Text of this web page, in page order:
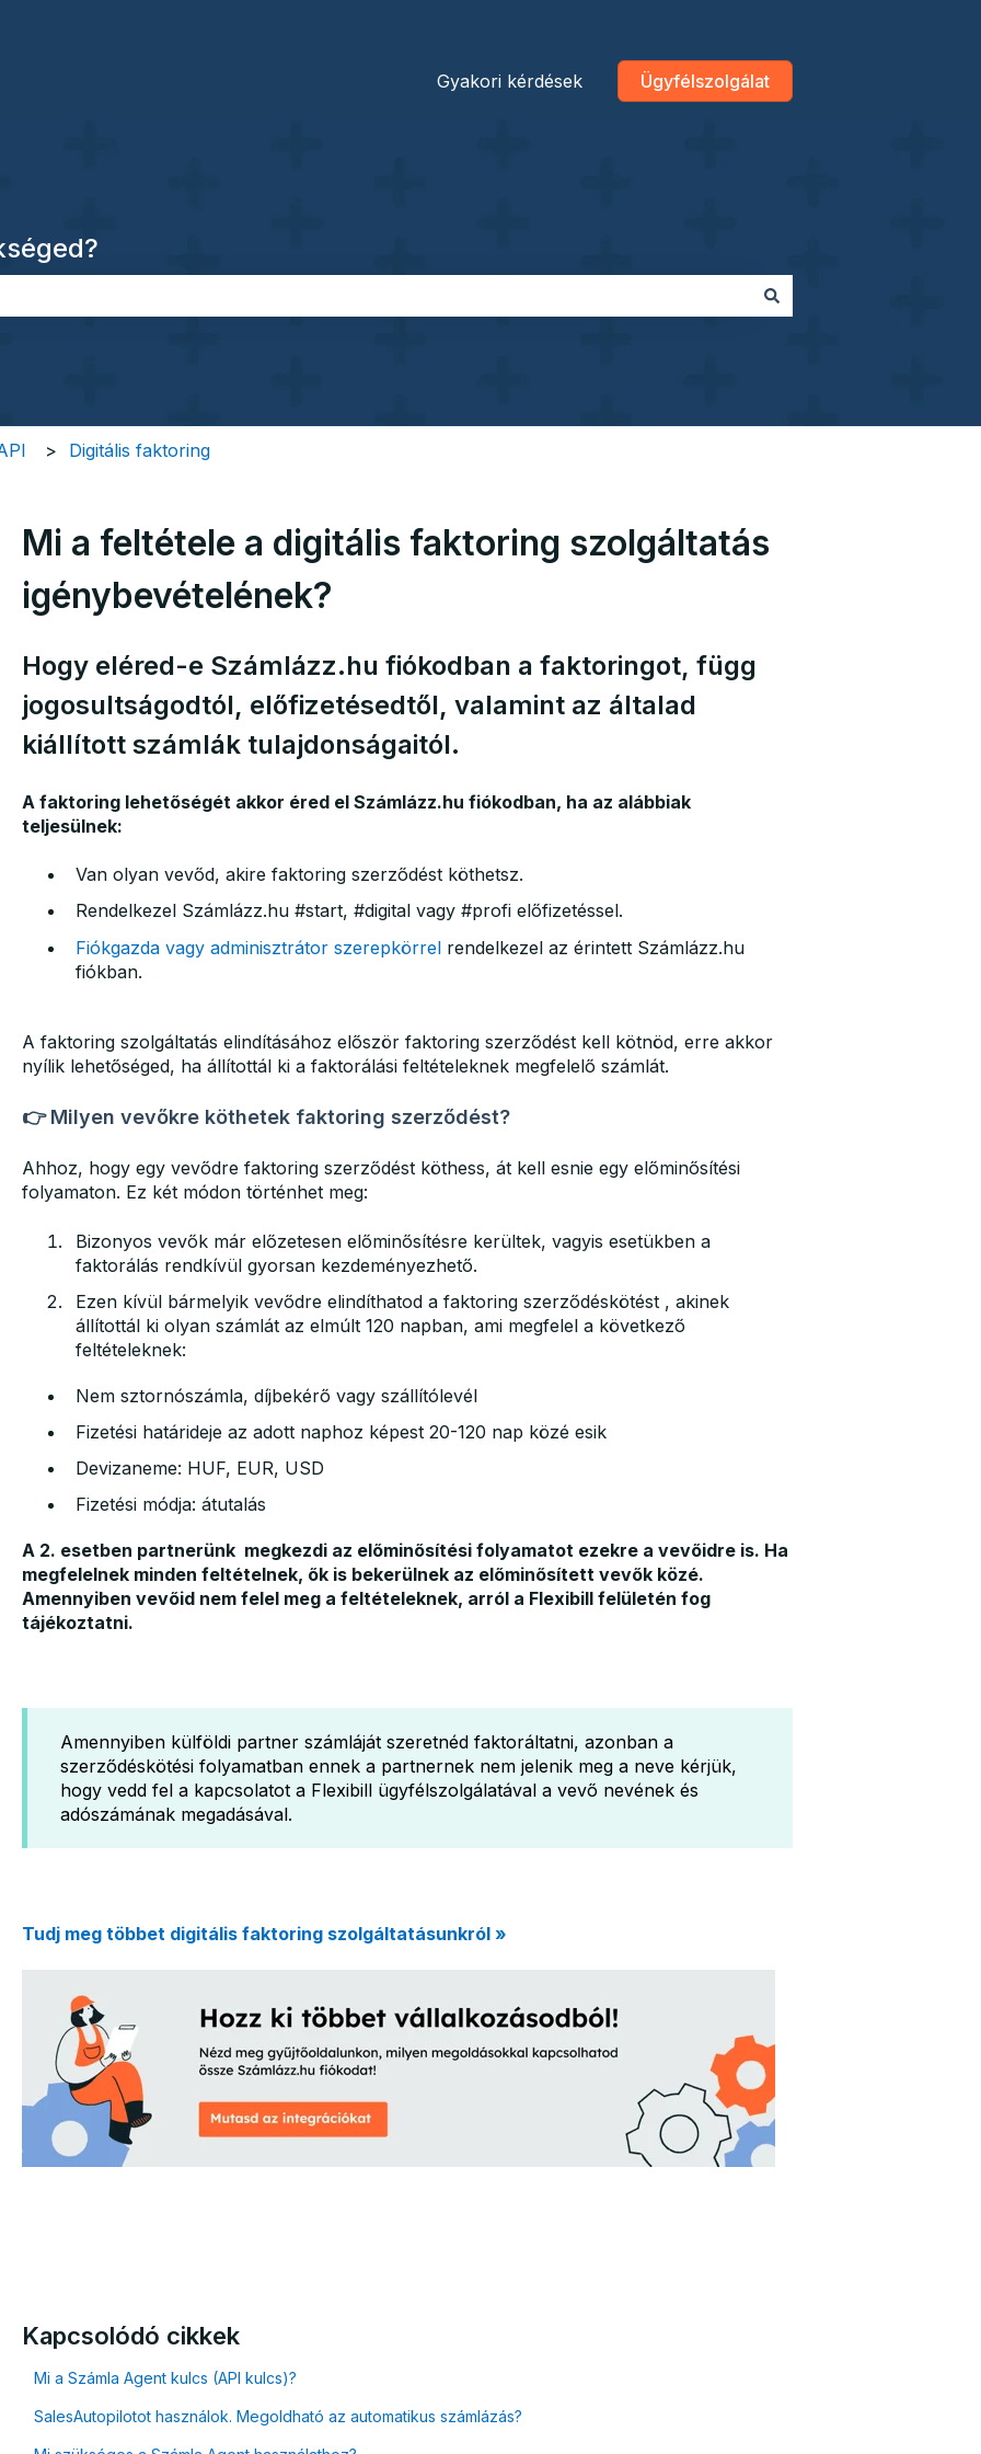
Gyakori kérdések Ügyfélszolgálat
Digitális faktoring
Mi a feltétele a digitális faktoring szolgáltatás
igénybevételének?
Hogy eléred-e Számlázz.hu fiókodban a faktoringot, függ
jogosultságodtól, előfizetésedtől, valamint az általad
kiállított számlák tulajdonságaitól.
A faktoring lehetőségét akkor éred el Számlázz.hu fiókodban, ha az alábbiak
teljesülnek:
Van olyan vevőd, akire faktoring szerződést köthetsz.
Rendelkezel Számlázz.hu #start, #digital vagy #profi előfizetéssel.
Fiókgazda vagy adminisztrátor szerepkörrelrendelkezel az érintett Számlázz.hu
fiókban.
A faktoring szolgáltatás elindításához először faktoring szerződést kell kötnöd, erre akkor
nyílik lehetőséged, ha állítottál ki a faktorálási feltételeknek megfelelő számlát.
👉Milyen vevőkre köthetek faktoring szerződést?
Ahhoz, hogy egy vevődre faktoring szerződést köthess, át kell esnie egy előminősítési
folyamaton. Ez két módon történhet meg:
Bizonyos vevők már előzetesen előminősítésre kerültek, vagyis esetükben a
faktorálás rendkívül gyorsan kezdeményezhető.
Ezen kívül bármelyik vevődre elindíthatod a faktoring szerződéskötést , akinek
állítottál ki olyan számlát az elmúlt 120 napban, ami megfelel a következő
feltételeknek:
Nem sztornószámla, díjbekérő vagy szállítólevél
Fizetési határideje az adott naphoz képest 20-120 nap közé esik
Devizaneme: HUF, EUR, USD
Fizetési módja: átutalás
A 2. esetben partnerünk megkezdi az előminősítési folyamatot ezekre a vevőidre is. Ha
megfelelnek minden feltételnek, ők is bekerülnek az előminősített vevők közé.
Amennyiben vevőid nem felel meg a feltételeknek, arról a Flexibill felületén fog
tájékoztatni.
Amennyiben külföldi partner számláját szeretnéd faktoráltatni, azonban a
szerződéskötési folyamatban ennek a partnernek nem jelenik meg a neve kérjük,
hogy vedd fel a kapcsolatot a Flexibill ügyfélszolgálatával a vevő nevének és
adószámának megadásával.
Tudj meg többet digitális faktoring szolgáltatásunkról »
Kapcsolódó cikkek
Mi a Számla Agent kulcs (API kulcs)?
SalesAutopilotot használok. Megoldható az automatikus számlázás?